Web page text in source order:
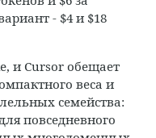
- $4 и $18
и Cursor обещает
веса и
семейства:
повседневного